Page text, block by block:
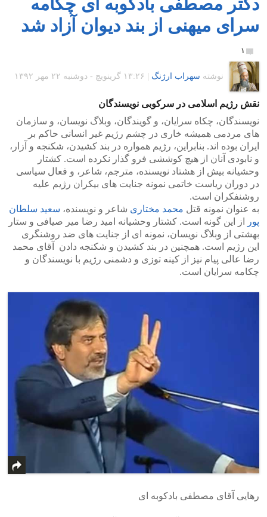
سرای میهنی از بند دیوان آزاد شد
۱
نوشته سهراب ارژنگ ۱۳:۲۶ گرينويچ - دوشنبه ۲۲ مهر ۱۳۹۲
نقش رژیم اسلامی در سرکوبی نویسندگان
نویسندگان، چکاه سرایان، و گویندگان، وبلاگ نویسان، و سازمان
های مردمی همیشه خاری در چشم رژیم غیر انسانی حاکم بر
ایران بوده اند. بنابراین، رژیم همواره در بند کشیدن، شکنجه و آزار،
و نابودی آنان از هیچ کوششی فرو گذار نکرده است. کشتار
وحشیانه بیش از هشتاد نویسنده، مترجم، شاعر، و فعال سیاسی
در دوران ریاست خاتمی نمونه جنایت های بیکران رژیم علیه
روشنفکران است.
به عنوان نمونه قتل محمد مختاری شاعر و نویسنده، سعید سلطان
پور
از این گونه است. کشتار وحشیانه امید رضا میر صیافی و ستار
بهشتی از وبلاگ نویسان، نمونه ای از جنایت های ضد روشنگری
این رژیم است. همچنین در بند کشیدن و شکنجه دادن آقای محمد
رضا عالی پیام نیز از کینه توزی و دشمنی رژیم با نویسندگان و
چکامه سرایان است.
رهایی آقای مصطفی بادکوبه ای